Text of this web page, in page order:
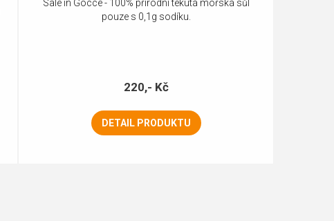
Sale in Gocce - 100% přírodní tekutá mořská sůl
pouze s 0,1g sodíku.
220,- Kč
DETAIL PRODUKTU